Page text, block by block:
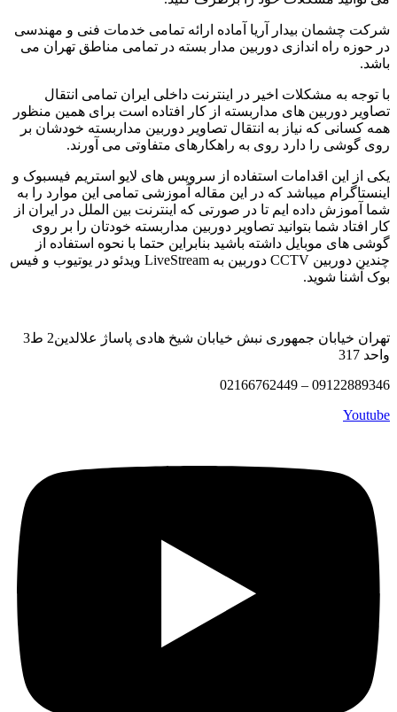
شرکت چشمان بیدار آریا آماده ارائه تمامی خدمات فنی و مهندسی
در حوزه راه اندازی دوربین مدار بسته در تمامی مناطق تهران می
باشد.
با توجه به مشکلات اخیر در اینترنت داخلی ایران تمامی انتقال
تصاویر دوربین های مداربسته از کار افتاده است برای همین منظور
همه کسانی که نیاز به انتقال تصاویر دوربین مداربسته خودشان بر
روی گوشی را دارد روی به راهکارهای متفاوتی می آورند.
یکی از این اقدامات استفاده از سرویس های لایو استریم فیسبوک و
اینستاگرام میباشد که در این مقاله آموزشی تمامی این موارد را به
شما آموزش داده ایم تا در صورتی که اینترنت بین الملل در ایران از
کار افتاد شما بتوانید تصاویر دوربین مداربسته خودتان را بر روی
گوشی های موبایل داشته باشید بنابراین حتما با نحوه استفاده از
چندین دوربین CCTV دوربین به LiveStream ویدئو در یوتیوب و فیس
بوک آشنا شوید.
تهران خیابان جمهوری نبش خیابان شیخ هادی پاساژ علالدین2 ط3
واحد 317
09122889346 – 02166762449
Youtube